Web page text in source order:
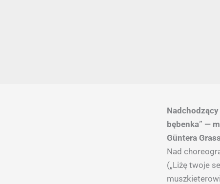
bębenka” —
Güntera
Nad
(„Liżę twoje